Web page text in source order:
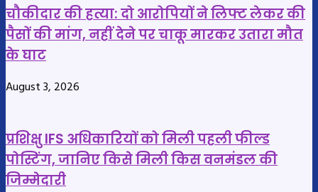
विकासशील
ने
अधिकारियों
को
दिए
चौकीदार की हत्या: दो आरोपियों ने लिफ्ट लेकर की
पैसों की मांग, नहीं देने पर चाकू मारकर उतारा मौत
के घाट
August 3, 2026
प्रशिक्षु IFS अधिकारियों को मिली पहली फील्ड
पोस्टिंग, जानिए किसे मिली किस वनमंडल की
जिम्मेदारी